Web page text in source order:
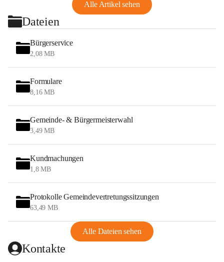
Alle Artikel sehen
Dateien
Bürgerservice
2,08 MB
Formulare
8,16 MB
Gemeinde- & Bürgermeisterwahl
3,49 MB
Kundmachungen
1,8 MB
Protokolle Gemeindevertretungssitzungen
63,49 MB
Alle Dateien sehen
Kontakte